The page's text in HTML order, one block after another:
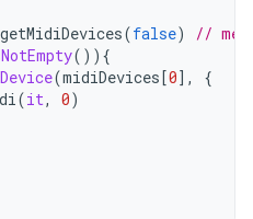
getMidiDevices(false)
//
()){
(midiDevices [0] ,
{
(it, 0)